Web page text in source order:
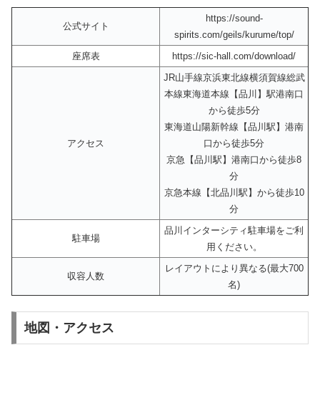
公式サイト
https://sound-
spirits.com/geils/kurume/top/
座席表
https://sic-hall.com/download/
アクセス
JR山手線京浜東北線横須賀線総武
本線東海道本線【品川】駅港南口
から徒歩5分
東海道山陽新幹線【品川駅】港南
口から徒歩5分
京急【品川駅】港南口から徒歩8
分
京急本線【北品川駅】から徒歩10
分
駐車場
品川インターシティ駐車場をご利
用ください。
収容人数
レイアウトにより異なる(最大700
名)
地図・アクセス